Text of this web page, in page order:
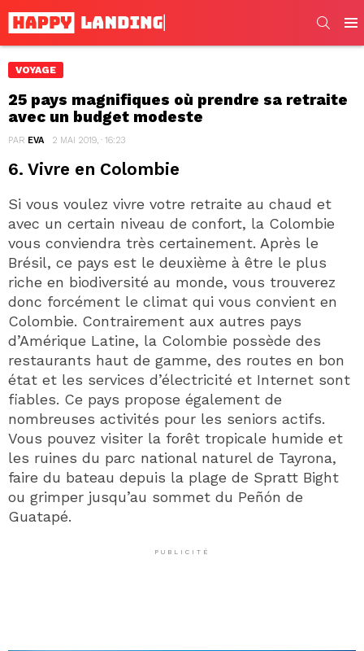
VOYAGE
25 pays magnifiques où prendre sa retraite
avec un budget modeste
PAR EVA 2 MAI 2019, · 16:23
6. Vivre en Colombie
Si vous voulez vivre votre retraite au chaud et
avec un certain niveau de confort, la Colombie
vous conviendra très certainement. Après le
Brésil, ce pays est le deuxième à être le plus
riche en biodiversité au monde, vous trouverez
donc forcément le climat qui vous convient en
Colombie. Contrairement aux autres pays
d’Amérique Latine, la Colombie possède des
restaurants haut de gamme, des routes en bon
état et les services d’électricité et Internet sont
fiables. Ce pays propose également de
nombreuses activités pour les seniors actifs.
Vous pouvez visiter la forêt tropicale humide et
les ruines du parc national naturel de Tayrona,
faire du bateau depuis la plage de Spratt Bight
ou grimper jusqu’au sommet du Peñón de
Guatapé.
PUBLICITÉ